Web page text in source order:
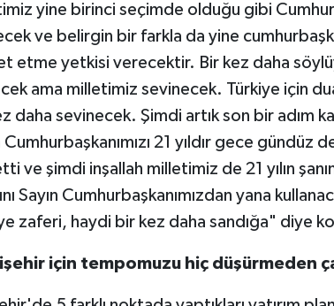
yine birinci seçimde olduğu gibi
ve belirgin bir farkla da yine
etme yetkisi verecektir. Bir kez daha
ama milletimiz sevinecek. Türkiye için
daha sevinecek. Şimdi artık son bir adım
Cumhurbaşkanımızı 21 yıldır gece
ve şimdi inşallah milletimiz de 21 yılın
Sayın Cumhurbaşkanımızdan yana
zaferi, haydi bir kez daha sandığa" diye
için tempomuzu hiç düşürmeden